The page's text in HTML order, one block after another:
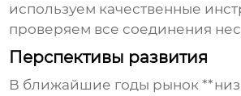
используем качественные
проверяем все соединения
Перспективы развития
В ближайшие годы рынок